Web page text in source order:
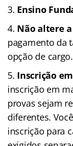
Ensino
Não altere
pagamento da
opção de cargo.
Inscrição
inscrição em
provas sejam
diferentes.
inscrição para